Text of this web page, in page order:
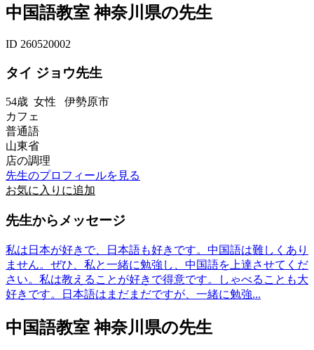
中国語教室 神奈川県の先生
ID 260520002
タイ ジョウ先生
54歳 女性 伊勢原市
カフェ
普通語
山東省
店の調理
先生のプロフィールを見る
お気に入りに追加
先生からメッセージ
私は日本が好きで、日本語も好きです。中国語は難しくあり
ません。ぜひ、私と一緒に勉強し、中国語を上達させてくだ
さい。私は教えることが好きで得意です。しゃべることも大
好きです。日本語はまだまだですが、一緒に勉強...
中国語教室 神奈川県の先生